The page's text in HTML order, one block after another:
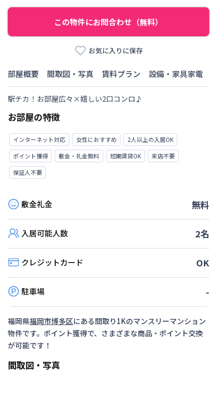
この物件にお問合わせ（無料）
お気に入りに保存
部屋概要 間取図・写真 賃料プラン 設備・家具家電
駅チカ！お部屋広々×嬉しい2口コンロ♪
お部屋の特徴
インターネット対応 女性におすすめ
2人以上の入居OK
ポイント獲得
敷金・礼金無料 短期賃貸OK
来店不要
保証人不要
敷金礼金 無料
入居可能人数 2名
クレジットカード OK
駐車場 -
福岡県福岡市博多区にある間取り1Kのマンスリーマンション
物件です。ポイント獲得で、さまざまな商品・ポイント交換
が可能です！
間取図・写真